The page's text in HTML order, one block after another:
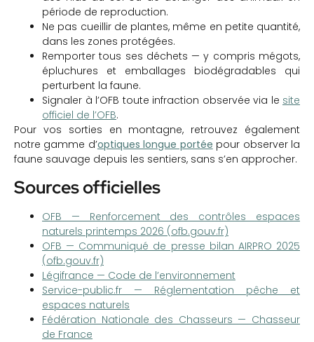
période de reproduction.
Ne pas cueillir de plantes, même en petite quantité,
dans les zones protégées.
Remporter tous ses déchets — y compris mégots,
épluchures et emballages biodégradables qui
perturbent la faune.
Signaler à l’OFB toute infraction observée via le site
officiel de l’OFB.
Pour vos sorties en montagne, retrouvez également
notre gamme d’optiques longue portée pour observer la
faune sauvage depuis les sentiers, sans s’en approcher.
Sources officielles
OFB — Renforcement des contrôles espaces
naturels printemps 2026 (ofb.gouv.fr)
OFB — Communiqué de presse bilan AIRPRO 2025
(ofb.gouv.fr)
Légifrance — Code de l’environnement
Service-public.fr — Réglementation pêche et
espaces naturels
Fédération Nationale des Chasseurs — Chasseur
de France